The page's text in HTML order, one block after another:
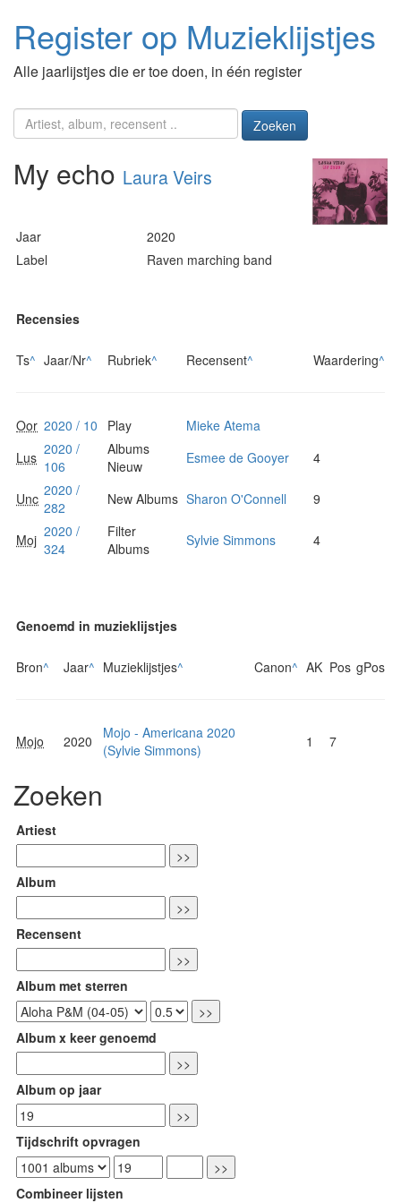
Register op Muzieklijstjes
Alle jaarlijstjes die er toe doen, in één register
Zoeken
My echo Laura Veirs
Jaar
2020
Label
Raven marching band
Recensies
Ts^ Jaar/Nr^ Rubriek^ Recensent^ Waardering^
Oor 2020 / 10 Play
Mieke Atema
Lus 2020 /
106
Albums
Nieuw
Esmee de Gooyer 4
Unc 2020 /
282
New Albums Sharon O'Connell 9
Moj 2020 /
324
Filter
Albums
Sylvie Simmons 4
Genoemd in muzieklijstjes
Bron^ Jaar^ Muzieklijstjes^ Canon^ AK Pos gPos
Mojo 2020
Mojo - Americana 2020
(Sylvie Simmons)
1 7
Zoeken
Artiest
Album
Recensent
Album met sterren
Album x keer genoemd
Album op jaar
Tijdschrift opvragen
Combineer lijsten